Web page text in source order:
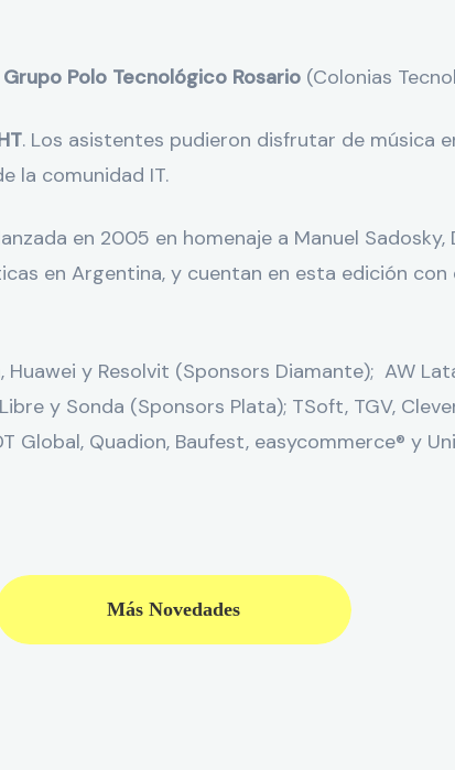
Grupo Polo Tecnológico Rosario (Colonias
. Los asistentes pudieron disfrutar de música
la comunidad IT.
en 2005 en homenaje a Manuel
en Argentina, y cuentan en esta edición con
y Resolvit (Sponsors Diamante); AW
y Sonda (Sponsors Plata); TSoft, TGV,
Global, Quadion, Baufest, easycommerce® y
Más Novedades